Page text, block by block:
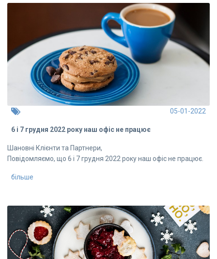
05-01-2022
6 і 7 грудня 2022 року наш офіс не працює
Шановні Клієнти та Партнери,
Повідомляємо, що 6 і 7 грудня 2022 року наш офіс не працює.
більше